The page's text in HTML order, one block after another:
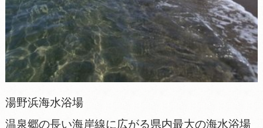
湯野浜海水浴場
温泉郷の長い海岸線に広がる県内最大の海水浴場